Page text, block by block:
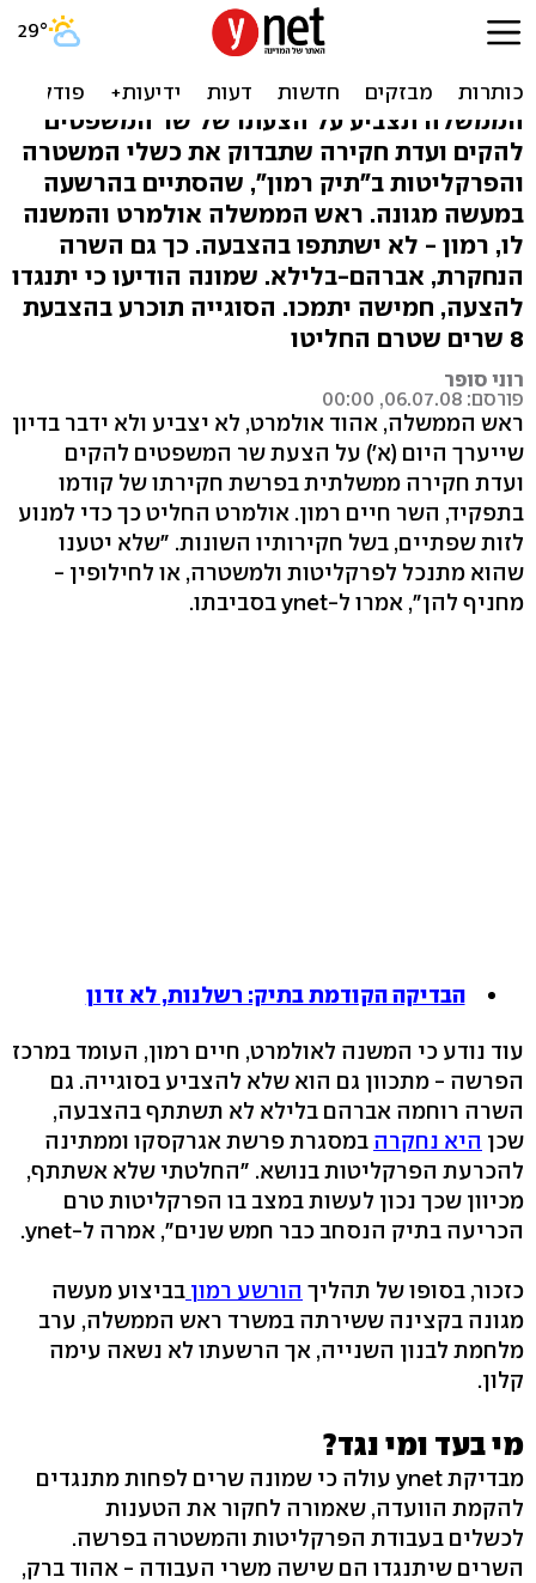
ועדת החקירה בתיק רמון: 8
שרים מתנדנדים
הממשלה תצביע על הצעתו של שר המשפטים
להקים ועדת חקירה שתבדוק את כשלי המשטרה
והפרקליטות ב"תיק רמון", שהסתיים בהרשעה
במעשה מגונה. ראש הממשלה אולמרט והמשנה
לו, רמון - לא ישתתפו בהצבעה. כך גם השרה
הנחקרת, אברהם-בלילא. שמונה הודיעו כי יתנגדו
להצעה, חמישה יתמכו. הסוגייה תוכרע בהצבעת
8 שרים שטרם החליטו
רוני סופר
פורסם: 06.07.08, 00:00
ראש הממשלה, אהוד אולמרט, לא יצביע ולא ידבר בדיון
שייערך היום (א') על הצעת שר המשפטים להקים
ועדת חקירה ממשלתית בפרשת חקירתו של קודמו
בתפקיד, השר חיים רמון. אולמרט החליט כך כדי למנוע
לזות שפתיים, בשל חקירותיו השונות. "שלא יטענו
שהוא מתנכל לפרקליטות ולמשטרה, או לחילופין -
מחניף להן", אמרו ל-ynet בסביבתו.
הבדיקה הקודמת בתיק: רשלנות, לא זדון
עוד נודע כי המשנה לאולמרט, חיים רמון, העומד במרכז
הפרשה - מתכוון גם הוא שלא להצביע בסוגייה. גם
השרה רוחמה אברהם בלילא לא תשתתף בהצבעה,
שכן היא נחקרה במסגרת פרשת אגרקסקו וממתינה
להכרעת הפרקליטות בנושא. "החלטתי שלא אשתתף,
מכיוון שכך נכון לעשות במצב בו הפרקליטות טרם
הכריעה בתיק הנסחב כבר חמש שנים", אמרה ל-ynet.
כזכור, בסופו של תהליך הורשע רמון בביצוע מעשה
מגונה בקצינה ששירתה במשרד ראש הממשלה, ערב
מלחמת לבנון השנייה, אך הרשעתו לא נשאה עימה
קלון.
מי בעד ומי נגד?
מבדיקת ynet עולה כי שמונה שרים לפחות מתנגדים
להקמת הוועדה, שאמורה לחקור את הטענות
לכשלים בעבודת הפרקליטות והמשטרה בפרשה.
השרים שיתנגדו הם שישה משרי העבודה - אהוד ברק,